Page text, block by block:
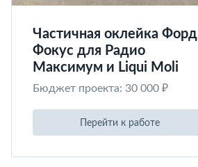
Частичная оклейка Форд
Фокус для Радио
Максимум и Liqui Moli
Бюджет проекта: 30 000 ₽
Перейти к работе